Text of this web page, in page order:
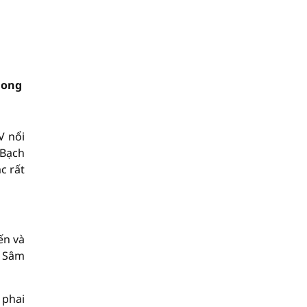
nổi
rất
và